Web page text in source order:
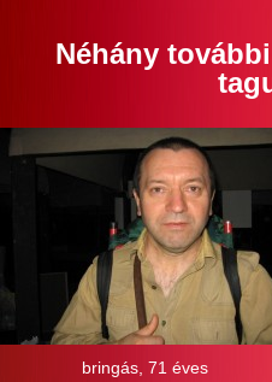
Néhány
bringás, 71 éves